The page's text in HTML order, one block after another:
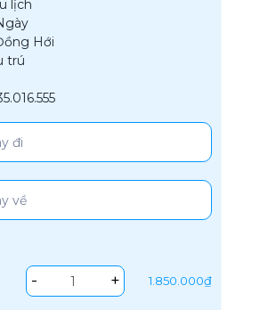
lịch
Hới
trú
- + 1.850.000₫